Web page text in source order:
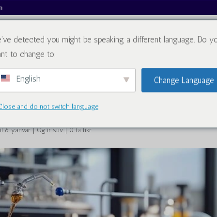
Biz haqimizda Katalog Blog
olish
6 yanvar|Og'ir suv|0 ta fikr
detected you might be speaking a different language. Do
to change to:
English Change Language
and do not switch language